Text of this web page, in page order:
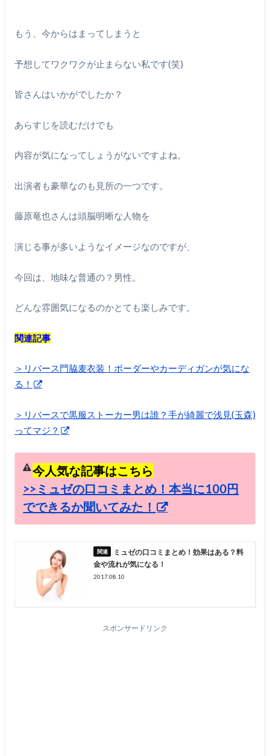
もう、今からはまってしまうと
予想してワクワクが止まらない私です(笑)
皆さんはいかがでしたか？
あらすじを読むだけでも
内容が気になってしょうがないですよね。
出演者も豪華なのも見所の一つです。
藤原竜也さんは頭脳明晰な人物を
演じる事が多いようなイメージなのですが、
今回は、地味な普通の？男性。
どんな雰囲気になるのかとても楽しみです。
関連記事
＞リバース門脇麦衣装！ボーダーやカーディガンが気にな
る！
＞リバースで黒服ストーカー男は誰？手が綺麗で浅見(玉森)
ってマジ？
今人気な記事はこちら
>>ミュゼの口コミまとめ！本当に100円
でできるか聞いてみた！
ミュゼの口コミまとめ！効果はある？料
金や流れが気になる！
2017.08.10
スポンサードリンク